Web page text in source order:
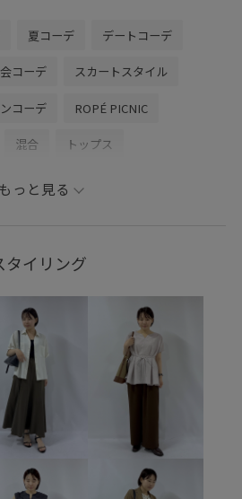
夏コーデ デートコーデ
コーデ スカートスタイル
コーデ ROPÉ PICNIC
混合 トップス
ジャケット/アウター
ューズ サンダル
26SS10r 26SS15
ャケット
26SSエアリーリネンライク
ちゃんとプラスかわいい保証
クーポン対象商品
もっと見る
イリング